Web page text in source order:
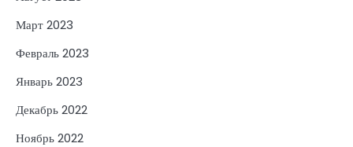
Март 2023
Февраль 2023
Январь 2023
Декабрь 2022
Ноябрь 2022